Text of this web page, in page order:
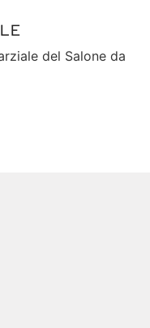
del Salone da